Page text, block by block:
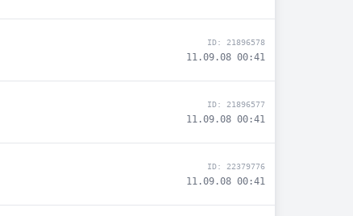
ID: 21896578
11.09.08 00:41
ID: 21896577
11.09.08 00:41
ID: 22379776
11.09.08 00:41